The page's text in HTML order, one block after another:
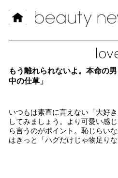
もう離れられないよ。本命の
中の仕草」
いつもは素直に言えない「大好
してみましょう。より可愛い感
ら言うのがポイント。恥じらい
はきっと「ハグだけじゃ物足り